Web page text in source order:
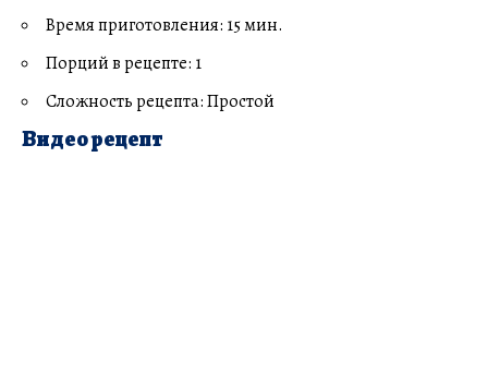
Время приготовления: 15 мин.
Порций в рецепте: 1
Сложность рецепта: Простой
Видео рецепт